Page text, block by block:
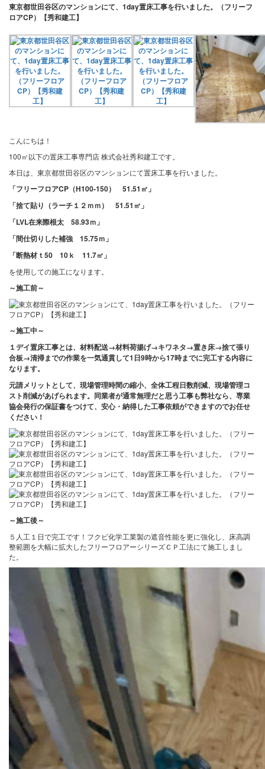
東京都世田谷区のマンションにて、1day置床工事を行いました。（フリーフ
ロアCP）【秀和建工】
こんにちは！
100㎡以下の置床工事専門店 株式会社秀和建工です。
本日は、東京都世田谷区のマンションにて置床工事を行いました。
「フリーフロアCP（H100-150） 51.51 ㎡」
「捨て貼り（ラーチ１２ｍｍ） 51.51 ㎡」
「LVL在来際根太 58.93ｍ」
「間仕切りした補強 15.75ｍ」
「断熱材ｔ50 10ｋ 11.7㎡」
を使用しての施工になります。
～施工前～
～施工中～
１デイ置床工事とは、材料配送→材料荷揚げ→キワネタ→置き床→捨て張り
合板→清掃までの作業を一気通貫して1日9時から17時までに完工する内容に
なります。
元請メリットとして、現場管理時間の縮小、全体工程日数削減、現場管理コ
スト削減があげられます。 同業者が通常無理だと思う工事も弊社なら、専業
協会発行の保証書をつけて、安心・納得した工事依頼ができますのでお任せ
ください！
～施工後～
５人工１日で完工です！フクビ化学工業製の遮音性能を更に強化し、床高調
整範囲を大幅に拡大したフリーフロアーシリーズＣＰ工法にて施工しまし
た。